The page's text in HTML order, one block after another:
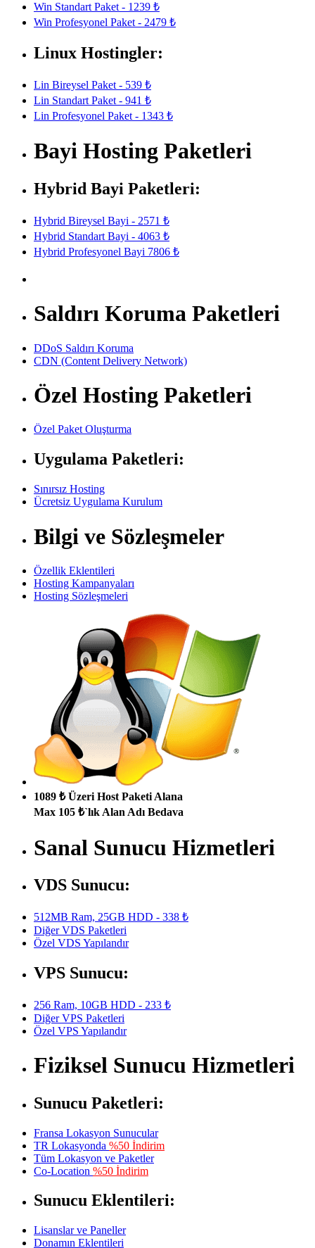
Win Standart Paket - 1239 ₺
Win Profesyonel Paket - 2479 ₺
Linux Hostingler:
Lin Bireysel Paket - 539 ₺
Lin Standart Paket - 941 ₺
Lin Profesyonel Paket - 1343 ₺
Bayi Hosting Paketleri
Hybrid Bayi Paketleri:
Hybrid Bireysel Bayi - 2571 ₺
Hybrid Standart Bayi - 4063 ₺
Hybrid Profesyonel Bayi 7806 ₺
Saldırı Koruma Paketleri
DDoS Saldırı Koruma
CDN (Content Delivery Network)
Özel Hosting Paketleri
Özel Paket Oluşturma
Uygulama Paketleri:
Sınırsız Hosting
Ücretsiz Uygulama Kurulum
Bilgi ve Sözleşmeler
Özellik Eklentileri
Hosting Kampanyaları
Hosting Sözleşmeleri
1089 ₺ Üzeri Host Paketi Alana
Max 105 ₺`lık Alan Adı Bedava
Sanal Sunucu Hizmetleri
VDS Sunucu:
512MB Ram, 25GB HDD - 338 ₺
Diğer VDS Paketleri
Özel VDS Yapılandır
VPS Sunucu:
256 Ram, 10GB HDD - 233 ₺
Diğer VPS Paketleri
Özel VPS Yapılandır
Fiziksel Sunucu Hizmetleri
Sunucu Paketleri:
Fransa Lokasyon Sunucular
TR Lokasyonda %50 İndirim
Tüm Lokasyon ve Paketler
Co-Location %50 İndirim
Sunucu Eklentileri:
Lisanslar ve Paneller
Donamın Eklentileri